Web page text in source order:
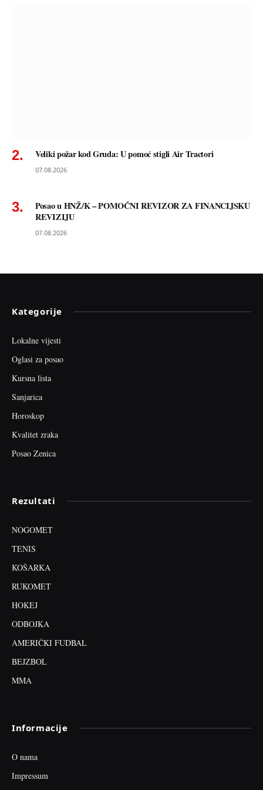
Veliki požar kod Gruda: U pomoć stigli Air Tractori
07.08.2026
Posao u HNŽ/K – POMOĆNI REVIZOR ZA FINANCIJSKU
REVIZIJU
07.08.2026
Kategorije
Lokalne vijesti
Oglasi za posao
Kursna lista
Sanjarica
Horoskop
Kvalitet zraka
Posao Zenica
Rezultati
NOGOMET
TENIS
KOŠARKA
RUKOMET
HOKEJ
ODBOJKA
AMERIČKI FUDBAL
BEJZBOL
MMA
Informacije
O nama
Impressum